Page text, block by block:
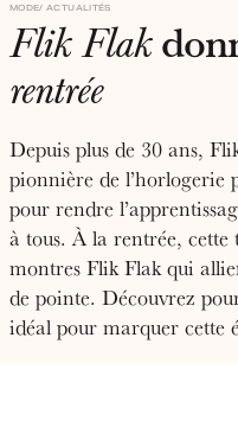
ACTUALITÉS
MODE
Flik Flak
rentrée
Depuis plus de 30 ans,
pionnière de l’horlogerie
pour rendre
à tous. À la rentrée, cette
montres Flik Flak qui
de pointe. Découvrez
idéal pour marquer cette